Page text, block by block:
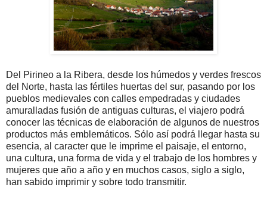
Del Pirineo a la Ribera, desde los húmedos y verdes frescos
del Norte, hasta las fértiles huertas del sur, pasando por los
pueblos medievales con calles empedradas y ciudades
amuralladas fusión de antiguas culturas, el viajero podrá
conocer las técnicas de elaboración de algunos de nuestros
productos más emblemáticos. Sólo así podrá llegar hasta su
esencia, al caracter que le imprime el paisaje, el entorno,
una cultura, una forma de vida y el trabajo de los hombres y
mujeres que año a año y en muchos casos, siglo a siglo,
han sabido imprimir y sobre todo transmitir.